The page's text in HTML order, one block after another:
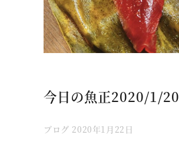
今日の魚正2020/1/20
ブログ 2020年1月22日